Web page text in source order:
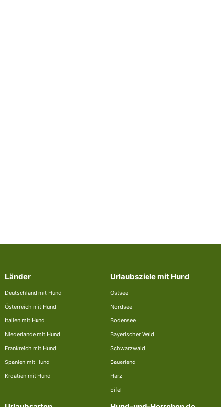
Länder
Deutschland mit Hund
Österreich mit Hund
Italien mit Hund
Niederlande mit Hund
Frankreich mit Hund
Spanien mit Hund
Kroatien mit Hund
Urlaubsziele mit Hund
Ostsee
Nordsee
Bodensee
Bayerischer Wald
Schwarzwald
Sauerland
Harz
Eifel